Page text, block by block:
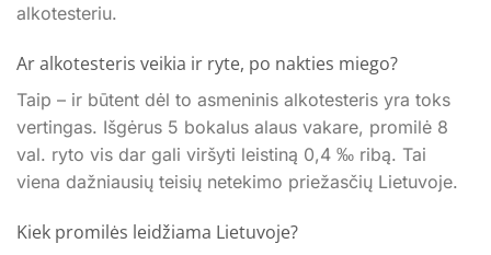
alkotesteriu.
Ar alkotesteris veikia ir ryte, po nakties miego?
Taip – ir būtent dėl to asmeninis alkotesteris yra toks
vertingas. Išgėrus 5 bokalus alaus vakare, promilė 8
val. ryto vis dar gali viršyti leistiną 0,4 ‰ ribą. Tai
viena dažniausių teisių netekimo priežasčių Lietuvoje.
Kiek promilės leidžiama Lietuvoje?